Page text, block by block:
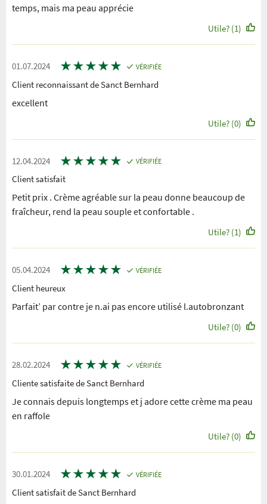
temps, mais ma peau apprécie
Utile? (1)
01.07.2024 ★★★★★ VÉRIFIÉE
Client reconnaissant de Sanct Bernhard
excellent
Utile? (0)
12.04.2024 ★★★★★ VÉRIFIÉE
Client satisfait
Petit prix . Crème agréable sur la peau donne beaucoup de
fraîcheur, rend la peau souple et confortable .
Utile? (1)
05.04.2024 ★★★★★ VÉRIFIÉE
Client heureux
Parfait’ par contre je n.ai pas encore utilisé l.autobronzant
Utile? (0)
28.02.2024 ★★★★★ VÉRIFIÉE
Cliente satisfaite de Sanct Bernhard
Je connais depuis longtemps et j adore cette crème ma peau
en raffole
Utile? (0)
30.01.2024 ★★★★★ VÉRIFIÉE
Client satisfait de Sanct Bernhard